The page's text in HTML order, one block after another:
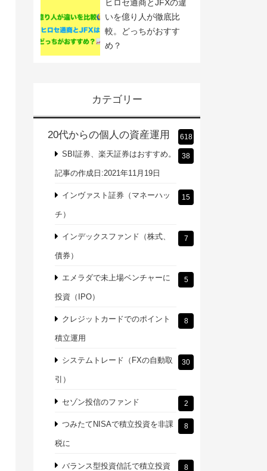
ヒロセ通商とJFXの違
いを億り人が徹底比
較。どっちがおすす
め？
カテゴリー
20代からの個人の資産運用 618
SBI証券、楽天証券はおすすめ。
記事の作成日:2021年11月19日
38
インヴァスト証券（マネーハッ
チ）
15
インデックスファンド（株式、
債券）
7
エメラダで未上場ベンチャーに
投資（IPO）
5
クレジットカードでのポイント
積立運用
8
システムトレード（FXの自動取
引）
30
セゾン投信のファンド 2
つみたてNISAで積立投資を非課
税に
8
バランス型投資信託で積立投資 8